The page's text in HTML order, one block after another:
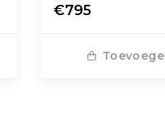
€795